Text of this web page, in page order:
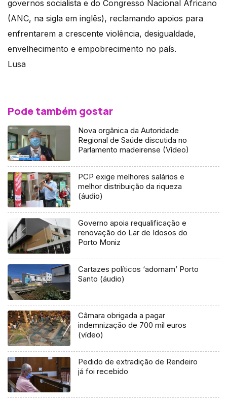
governos socialista e do Congresso Nacional Africano
(ANC, na sigla em inglês), reclamando apoios para
enfrentarem a crescente violência, desigualdade,
envelhecimento e empobrecimento no país.
Lusa
Pode também gostar
Nova orgânica da Autoridade
Regional de Saúde discutida no
Parlamento madeirense (Vídeo)
PCP exige melhores salários e
melhor distribuição da riqueza
(áudio)
Governo apoia requalificação e
renovação do Lar de Idosos do
Porto Moniz
Cartazes políticos ‘adornam’ Porto
Santo (áudio)
Câmara obrigada a pagar
indemnização de 700 mil euros
(vídeo)
Pedido de extradição de Rendeiro
já foi recebido